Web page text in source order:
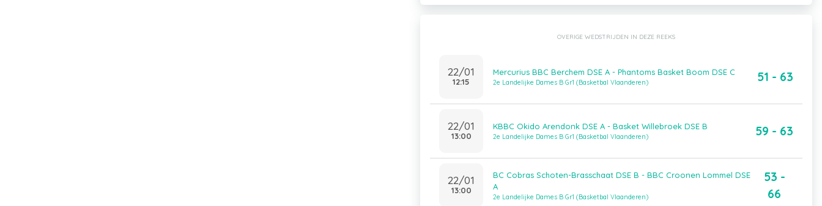
OVERIGE WEDSTRIJDEN IN DEZE REEKS
22/01
12:15
Mercurius BBC Berchem DSE A - Phantoms Basket Boom DSE C
2e Landelijke Dames B Gr1 (Basketbal Vlaanderen) 51 - 63
22/01
13:00
KBBC Okido Arendonk DSE A - Basket Willebroek DSE B
2e Landelijke Dames B Gr1 (Basketbal Vlaanderen) 59 - 63
22/01
13:00
BC Cobras Schoten-Brasschaat DSE B - BBC Croonen Lommel DSE
A
2e Landelijke Dames B Gr1 (Basketbal Vlaanderen)
53 -
66